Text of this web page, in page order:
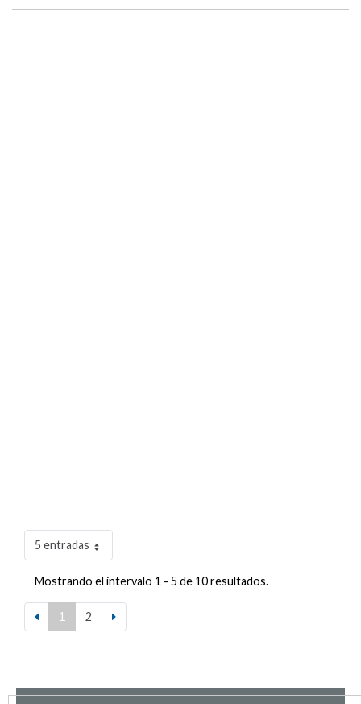
5 entradas
Mostrando el intervalo 1 - 5 de 10 resultados.
1 2